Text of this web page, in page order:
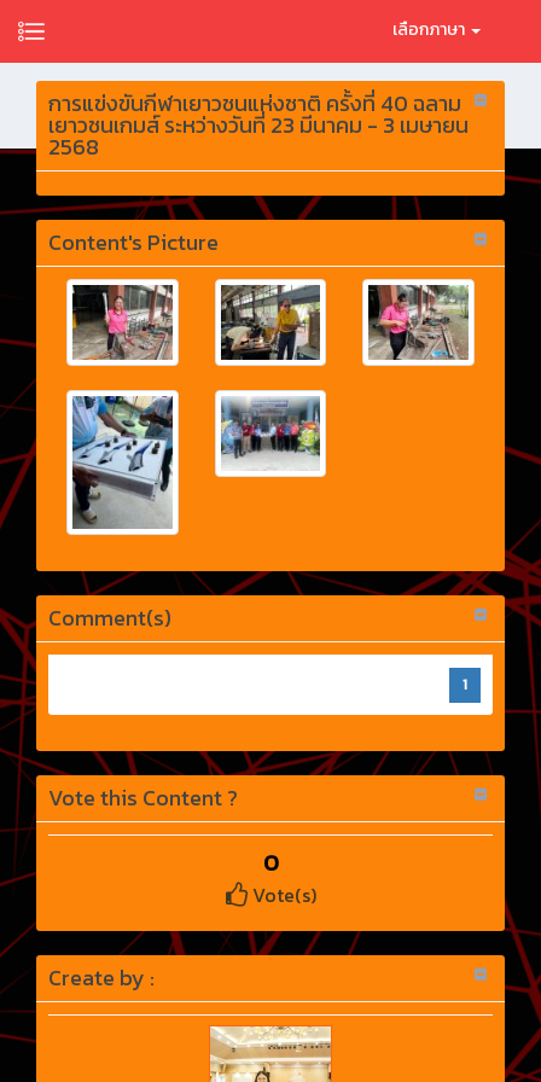
เลือกภาษา
การแข่งขันกีฬาเยาวชนแห่งชาติ ครั้งที่ 40 ฉลาม
เยาวชนเกมส์ ระหว่างวันที่ 23 มีนาคม - 3 เมษายน
2568
Content's Picture
Comment(s)
1
Vote this Content ?
0
Vote(s)
Create by :